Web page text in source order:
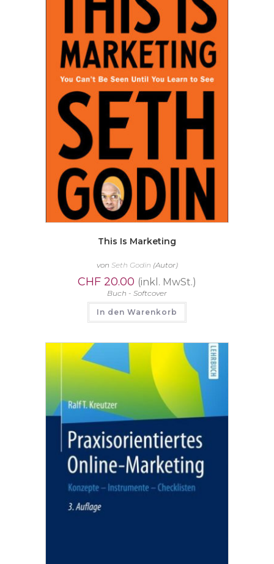
This Is Marketing
von Seth Godin (Autor)
CHF 20.00 (inkl. MwSt.)
Buch - Softcover
In den Warenkorb